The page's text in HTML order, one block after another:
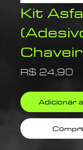
Kit
R$ 24,90
Adicionar